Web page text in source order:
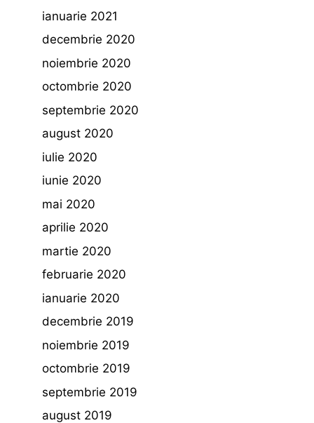
ianuarie 2021
decembrie 2020
noiembrie 2020
octombrie 2020
septembrie 2020
august 2020
iulie 2020
iunie 2020
mai 2020
aprilie 2020
martie 2020
februarie 2020
ianuarie 2020
decembrie 2019
noiembrie 2019
octombrie 2019
septembrie 2019
august 2019